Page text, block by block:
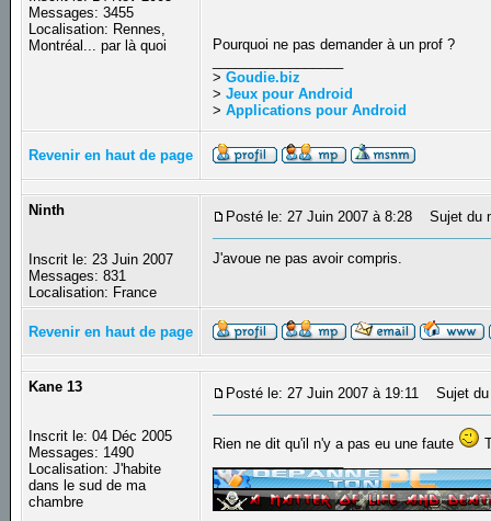
Messages: 3455
Localisation: Rennes,
Montréal... par là quoi
Pourquoi ne pas demander à un prof ?
>Goudie.biz
>Jeux pour Android
>Applications pour Android
Revenir en haut de page
Ninth
Inscrit le: 23 Juin 2007
Messages: 831
Localisation: France
Posté le: 27 Juin 2007 à 8:28 Sujet du
J'avoue ne pas avoir compris.
Revenir en haut de page
Kane 13
Inscrit le: 04 Déc 2005
Messages: 1490
Localisation: J'habite
dans le sud de ma
chambre
Posté le: 27 Juin 2007 à 19:11 Sujet du
Rien ne dit qu'il n'y a pas eu une faute